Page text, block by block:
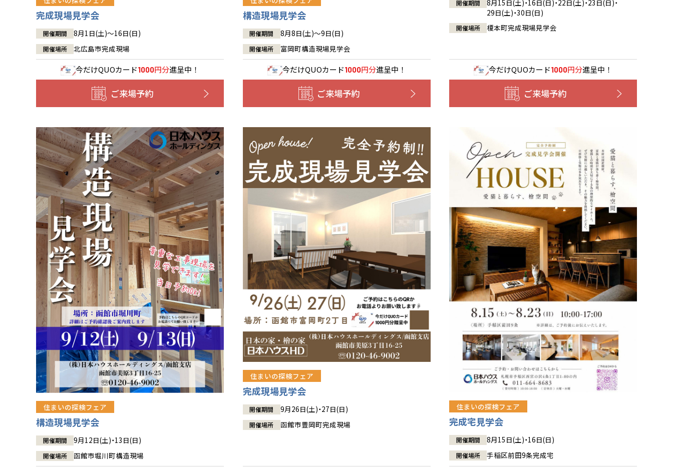
完成現場見学会
開催期間 8月1日(土)～16日(日)
開催場所 北広島市完成現場
今だけQUOカード1000円分進呈中！
ご来場予約
構造現場見学会
開催期間 8月8日(土)～9日(日)
開催場所 富岡町構造現場見学会
今だけQUOカード1000円分進呈中！
ご来場予約
開催期間
8月15日(土)・16日(日)・22日(土)・23日(日)・
29日(土)・30日(日)
開催場所 榎本町完成現場見学会
今だけQUOカード1000円分進呈中！
ご来場予約
住まいの探検フェア
構造現場見学会
開催期間 9月12日(土)・13日(日)
開催場所 函館市堀川町構造現場
住まいの探検フェア
完成現場見学会
開催期間 9月26日(土)・27日(日)
開催場所 函館市豊岡町完成現場
住まいの探検フェア
完成宅見学会
開催期間 8月15日(土)・16日(日)
開催場所 手稲区前田9条完成宅
福井
茨城
栃木
群馬
三重
兵庫
奈良
滋賀
香川
愛媛
鳥取
徳島
高知
福岡
佐賀
熊本
長崎
沖縄
分譲マンション
※現住所のある都道府県以外の建築予定地の方でも
現住所の有るお近くの展示場又は店舗にお問合せください。
移住の計画の方もご相談対応します。お気軽にご相談ください。
いわき
会津
福井県
福井
千葉県
千葉
茨城県
水戸
栃木県
宇都宮
小山
群馬
伊勢崎
三重県
四日市
奈良県
奈良
香川県
高松
愛媛県
福岡県
福岡
佐賀県
佐賀
熊本県
熊本
大分県
大分
宮崎